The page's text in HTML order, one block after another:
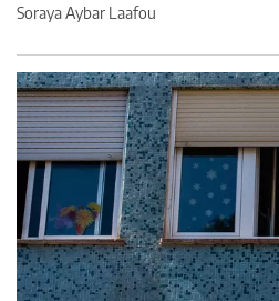
Soraya Aybar Laafou